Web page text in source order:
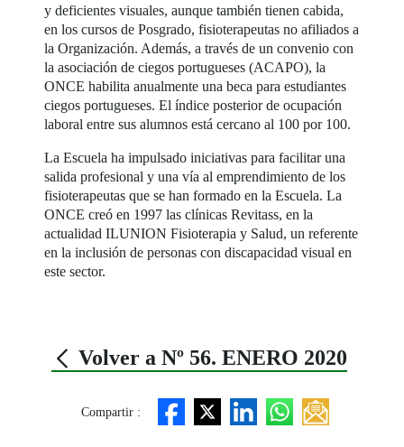
y deficientes visuales, aunque también tienen cabida,
en los cursos de Posgrado, fisioterapeutas no afiliados a
la Organización. Además, a través de un convenio con
la asociación de ciegos portugueses (ACAPO), la
ONCE habilita anualmente una beca para estudiantes
ciegos portugueses. El índice posterior de ocupación
laboral entre sus alumnos está cercano al 100 por 100.
La Escuela ha impulsado iniciativas para facilitar una
salida profesional y una vía al emprendimiento de los
fisioterapeutas que se han formado en la Escuela. La
ONCE creó en 1997 las clínicas Revitass, en la
actualidad ILUNION Fisioterapia y Salud, un referente
en la inclusión de personas con discapacidad visual en
este sector.
Volver a Nº 56. ENERO 2020
Compartir :